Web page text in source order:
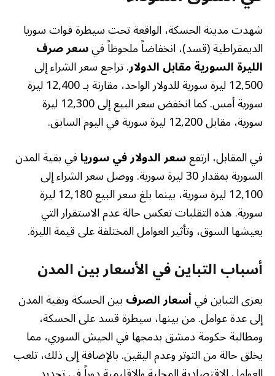
شهدت مدينة الحسكة، الواقعة تحت سيطرة قوات سوريا
الديمقراطية (قسد)، انخفاضاً ملحوظاً فيسعر صرف
الليرة السورية مقابل الدولار. تراجع سعر الشراء إلى
12,500 ليرة سورية للدولار الواحد، مقارنة بـ 12,400 ليرة
سورية أمس. كما انخفض سعر البيع إلى 12,300 ليرة
سورية، مقابل 12,200 ليرة سورية في اليوم السابق.
في المقابل، ارتفعسعر الدولار في سوريافي بقية المدن
السورية بمقدار 30 ليرة سورية. ووصل سعر الشراء إلى
12,100 ليرة سورية، بينما بلغ سعر البيع 12,180 ليرة
سورية. هذه التقلبات تعكس حالة عدم الاستقرار التي
يعيشها السوق، وتأثير العوامل المختلفة على قيمة الليرة.
أسباب التباين في الأسعار بين المدن
يعزى التباين فيأسعار الصرفبين الحسكة وبقية المدن
إلى عدة عوامل. من بينها، سيطرة قسد على الحسكة،
ومطالبة حكومة دمشق بدمجها في الجيش السوري، مما
يخلق حالة من التوتر وعدم اليقين. بالإضافة إلى ذلك، تلعب